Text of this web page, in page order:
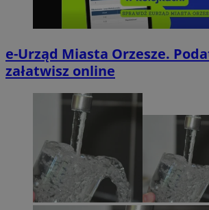
e-Urząd Miasta Orzesze.
załatwisz online